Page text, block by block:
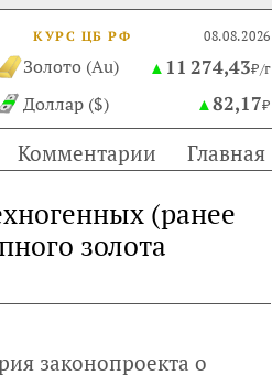
КУРС ЦБ РФ 08.08.2026
Золото (Au) ▲ 11 274,43₽/г
Доллар ($) ▲82,17₽
Комментарии Главная
(ранее
золота
законопроекта о